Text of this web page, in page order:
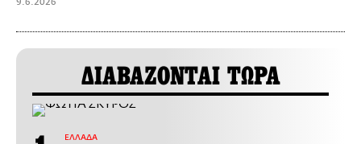
9.6.2026
ΔΙΑΒΑΖΟΝΤΑΙ ΤΩΡΑ
ΕΛΛΑΔΑ